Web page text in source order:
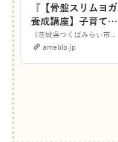
『【骨盤スリムヨガ
養成講座】子育ても
仕事も諦めない！マ
マとしても女性とし
ても私らしく輝く』
《茨城県つくばみらい市》 今日からずーっとご機嫌ママに今の私を１２０％楽しんで幸せ子育ても叶えるヨガインストラクター なまいあゆみです ベビママヨガ・骨盤スリ…
ameblo.jp